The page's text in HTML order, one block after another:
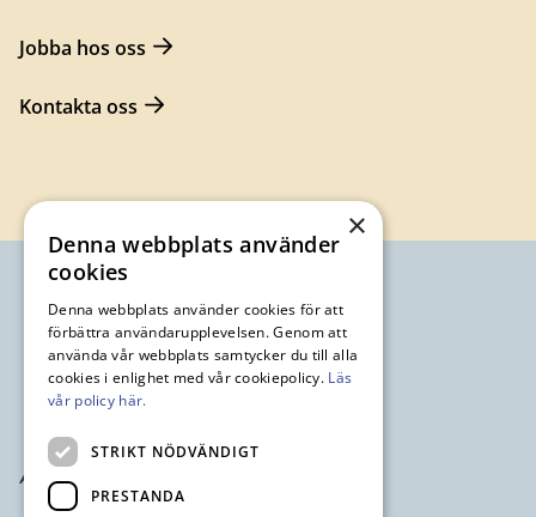
Jobba hos oss
Kontakta oss
×
Denna webbplats använder
cookies
Denna webbplats använder cookies för att
förbättra användarupplevelsen. Genom att
använda vår webbplats samtycker du till alla
cookies i enlighet med vår cookiepolicy. Läs
vår policy här.
STRIKT NÖDVÄNDIGT
PRESTANDA